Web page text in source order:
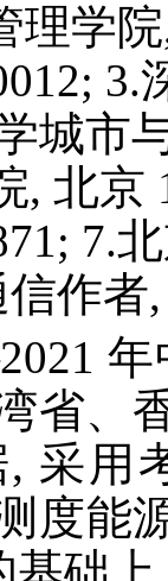
理学
城市
, 北京
7.
作者
省、
采用
度